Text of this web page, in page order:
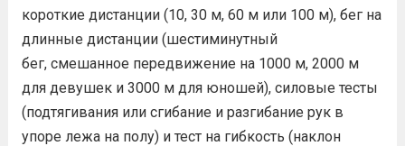
короткие дистанции (10, 30 м, 60 м или 100 м), бег на
длинные дистанции (шестиминутный
бег, смешанное передвижение на 1000 м, 2000 м
для девушек и 3000 м для юношей), силовые тесты
(подтягивания или сгибание и разгибание рук в
упоре лежа на полу) и тест на гибкость (наклон